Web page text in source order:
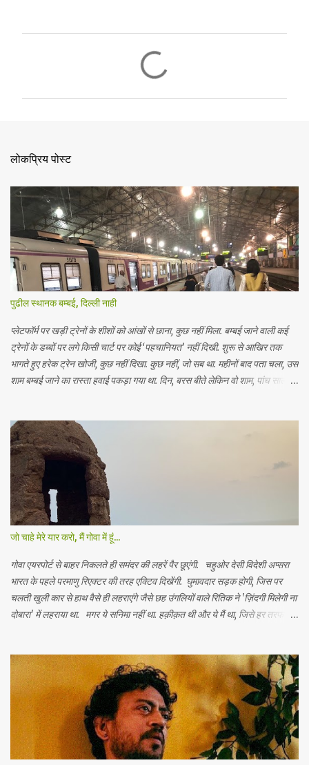
लोकप्रिय पोस्ट
पुढील स्थानक बम्बई, दिल्ली नाही
प्लेटफॉर्म पर खड़ी ट्रेनों के शीशों को आंखों से छाना, कुछ नहीं मिला. बम्बई जाने वाली कई
ट्रेनों के डब्बों पर लगे किसी चार्ट पर कोई ‘पहचानियत’ नहीं दिखी. शुरू से आखिर तक
भागते हुए हरेक ट्रेन खोजी, कुछ नहीं दिखा. कुछ नहीं, जो सब था. महीनों बाद पता चला, उस
शाम बम्बई जाने का रास्ता हवाई पकड़ा गया था. दिन, बरस बीते लेकिन वो शाम, पांच साल
ज़्यादा उलझो को उलझाया है. हम प्यार में शरीक होने और ठुकराए जाने के दुख में इस कदर
डूबे लालची लोग हैं कि प्यार हमें असल में चाहिए ही नहीं. सारी मंज़िलें बस कोना छूकर लौटने
की हैं. कोने पर जो खड़े रहे, वो डूबे नहीं. ‘पहली बार समंदर देखने के लिए तुमने गलत शहर
चुना.’ बम्बई पहुंचने के पांच मिनट भीतर ही लगा कि फौरन लेह चला जाऊं. बम्बई से सिर्फ पांच
मिनट में जी चट गया. लगा कि कोई पांच साल या ज़िंदगी भर इस शहर से कैसे नहीं उकताया
और लौटकर दिल्ली या पहाड़ों की तरफ क्यों नहीं लौटा. ...
जो चाहे मेरे यार करो, मैं गोवा में हूं...
गोवा एयरपोर्ट से बाहर निकलते ही समंदर की लहरें पैर छूएंगी. चहुओर देसी विदेशी अप्सरा
भारत के पहले परमाणु रिएक्टर की तरह एक्टिव दिखेंगी. घुमावदार सड़क होगी, जिस पर
चलती खुली कार से हाथ वैसे ही लहराएंगे जैसे छह उंगलियों वाले रितिक ने 'ज़िंदगी मिलेगी ना
दोबारा' में लहराया था. मगर ये सनिमा नहीं था. हक़ीक़त थी और ये मैं था, जिसे हर तरफ
की टिकट उस वक़्त की करवाई थी, जब अक्खा गोवा सो रे ला था. शास्त्रों में इसे ब्रह्म महूर्त
कहा जाता है. कंजूस-अस्त्र में इसे सस्ती टिकट कहा जाता है. जैसे पूरा भारत इन दिनों बँटा
हुआ है. ठीक वैसे ही गोवा भी बँटा हुआ है. महाराष्ट्र की तरफ बढ़ो तो वो कहलाए है नॉर्थ गोवा.
कर्नाटक की तरफ बढ़ो तो वो कहलाए है- साउथ गोवा. इन दोनों में उतना ही फ़र्क़ है, जितना
जगजीत सिंह जी और बी प्राक की आवाज़ में फ़र्क़ है. इसलिए गोवा आने वाले ज़्यादातर आधे
उधर जाते हैं, आध...